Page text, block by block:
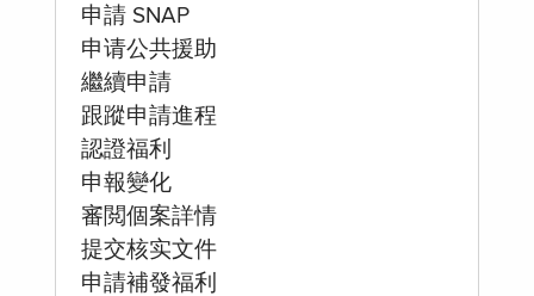
申請 SNAP
申请公共援助
繼續申請
跟蹤申請進程
認證福利
申報變化
審閲個案詳情
提交核实文件
申請補發福利